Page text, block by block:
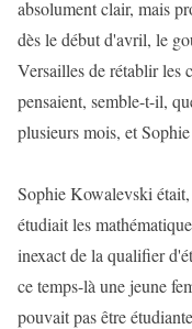
absolument clair, mais
dès le début d'avril, le
Versailles de rétablir les
pensaient, semble-t-il,
plusieurs mois, et
Sophie Kowalevski
étudiait les
inexact de la qualifier
ce temps-là une jeune
pouvait pas être